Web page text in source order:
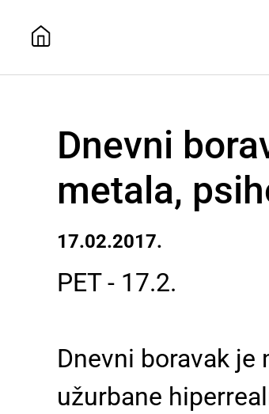
Dnevni
metala,
17.02.2017.
PET - 17.2.
Dnevni boravak
užurbane